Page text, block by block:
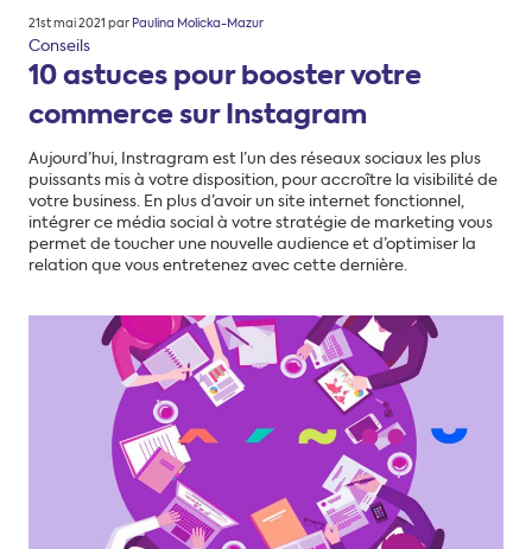
Posté
le
21st mai 2021 par Paulina Molicka-Mazur
Conseils
10 astuces pour booster votre
commerce sur Instagram
Aujourd’hui, Instragram est l’un des réseaux sociaux les plus
puissants mis à votre disposition, pour accroître la visibilité de
votre business. En plus d’avoir un site internet fonctionnel,
intégrer ce média social à votre stratégie de marketing vous
permet de toucher une nouvelle audience et d’optimiser la
relation que vous entretenez avec cette dernière.